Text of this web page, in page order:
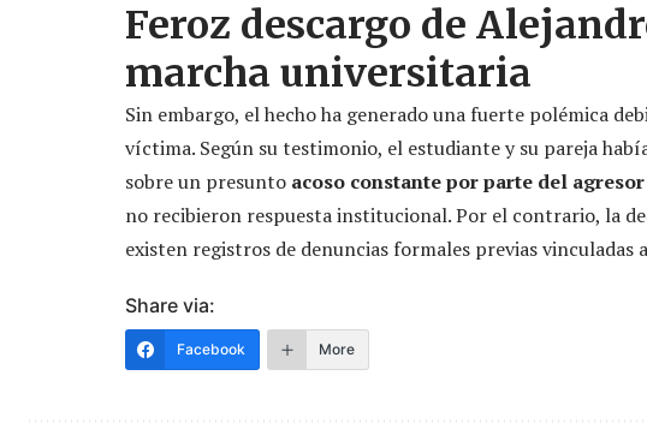
Feroz descargo de
marcha universitaria
Sin embargo, el hecho ha generado una fuerte polémica
víctima. Según su testimonio, el estudiante y su pareja
sobre un presunto acoso constante por parte del
no recibieron respuesta institucional. Por el contrario, la
existen registros de denuncias formales previas
Share via:
Facebook More